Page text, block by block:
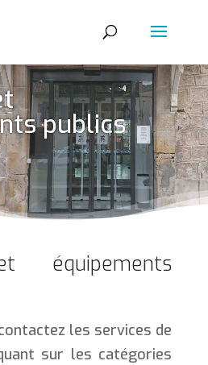
publics
équipements
les services de
sur les catégories